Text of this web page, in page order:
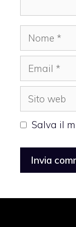
Nome
Email
Sito
web
Salva il